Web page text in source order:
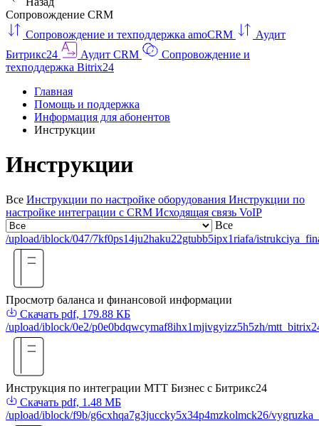
Сопровождение CRM
Сопровождение и техподдержка amoCRM
Аудит
Битрикс24
Аудит CRM
Сопровождение и
техподдержка Bitrix24
Главная
Помощь и поддержка
Информация для абонентов
Инструкции
Инструкции
Все Инструкции по настройке оборудования Инструкции по
настройке интеграции с CRM Исходящая связь VoIP
Все
/upload/iblock/047/7kf0ps14ju2haku22gtubb5ipx1riafa/
Просмотр баланса и финансовой информации
Скачать pdf, 179.88 КБ
/upload/iblock/0e2/p0e0bdqwcymaf8ihx1mjivgyizz5h5zh/
Инструкция по интеграции МТТ Бизнес с Битрикс24
Скачать pdf, 1.48 МБ
/upload/iblock/f9b/g6cxhqa7g3juccky5x34p4mzkolmck26/